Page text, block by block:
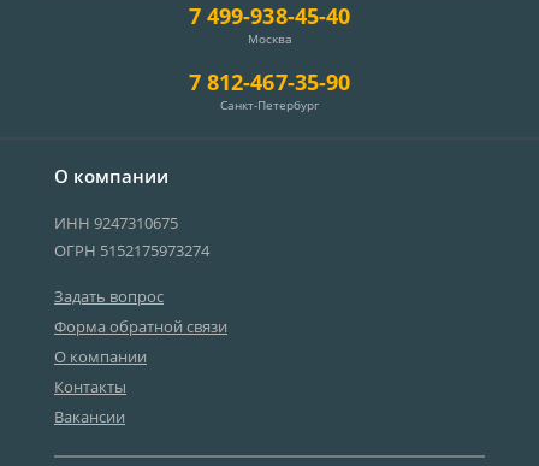
О компании
ИНН 9247310675
ОГРН 5152175973274
Задать вопрос
Форма обратной связи
О компании
Контакты
Вакансии
7 499-938-45-40
Москва
7 812-467-35-90
Санкт-Петербург